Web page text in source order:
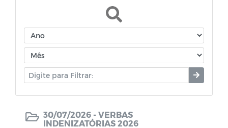
Fiscais de Contratos
Terceirizados
Parecer do Poder Legislativo sobre as
30/07/2026 - VERBAS
INDENIZATÓRIAS 2026